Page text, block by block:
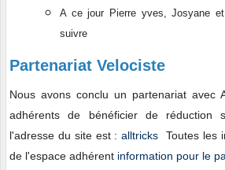
A ce jour Pierre yves, Josyane
suivre
Partenariat Velociste
Nous avons conclu un partenariat avec
adhérents de bénéficier de réduction
l'adresse du site est :alltricks
Toutes les
de l'espace adhérent information pour le